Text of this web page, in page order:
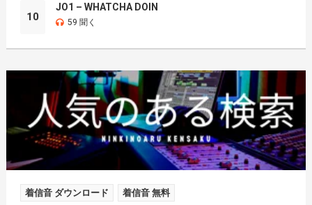
10
JO1 – WHATCHA DOIN
59 聞く
着信音 ダウンロード 着信音 無料